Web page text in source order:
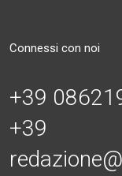
Connessi con noi
+39
+39